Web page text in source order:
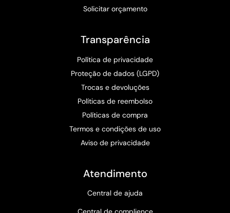
Solicitar orçamento
Transparência
Política de privacidade
Proteção de dados (LGPD)
Trocas e devoluções
Políticas de reembolso
Políticas de compra
Termos e condições de uso
Aviso de privacidade
Atendimento
Central de ajuda